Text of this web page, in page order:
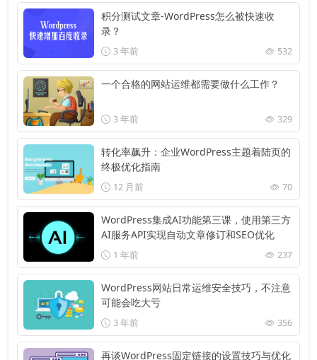
积分测试文章-WordPress怎么被快速收
录？
3 年前 532
一个合格的网站运维都需要做什么工作？
3 年前 329
转化率飙升：企业WordPress主题着陆页的
终极优化指南
12 月前 70
WordPress集成AI功能第三课，使用第三方
AI服务API实现自动文章修订和SEO优化
1 年前 237
WordPress网站日常运维安全技巧，不注意
可能会吃大亏
3 年前 356
再谈WordPress固定链接的设置技巧与优化